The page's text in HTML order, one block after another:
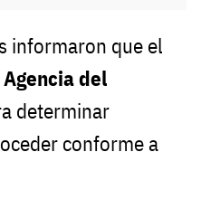
informaron que el
Agencia del
determinar
conforme a